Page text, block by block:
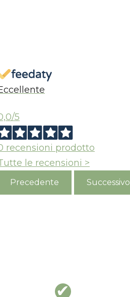
/5
recensioni prodotto
le recensioni >
Precedente Successivo